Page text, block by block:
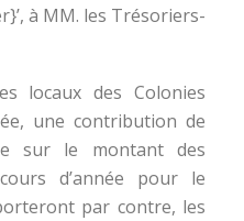
à MM. les Trésoriers-
locaux des Colonies
une contribution de
sur le montant des
d’année pour le
par contre, les